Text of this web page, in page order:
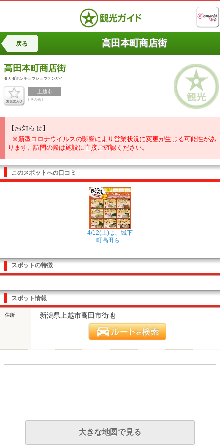
戻る 高田本町商店街
高田本町商店街
タカダホンチョウショウテンガイ
上越市
[ その他 ]
【お知らせ】
※新型コロナウイルスの影響により営業状況に変更が生じる可能性があ
ります。訪問の際は施設に直接ご確認ください。
このスポットへの口コミ
4/12(土)は、城下
町高田ら...
スポットの特徴
スポット情報
住所 新潟県上越市高田市街地
大きな地図で見る